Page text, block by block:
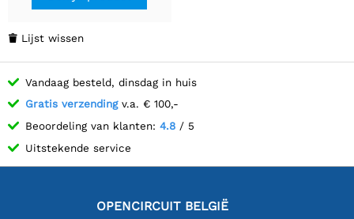
 Lijst wissen
Vandaag besteld, dinsdag in huis
Gratis verzendingv.a. € 100,-
Beoordeling van klanten: 4.8 / 5
Uitstekende service
OPENCIRCUIT BELGIË